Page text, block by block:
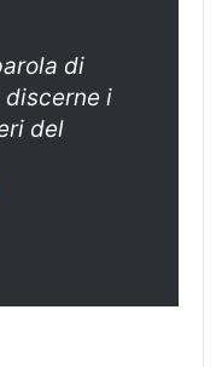
di
i
del